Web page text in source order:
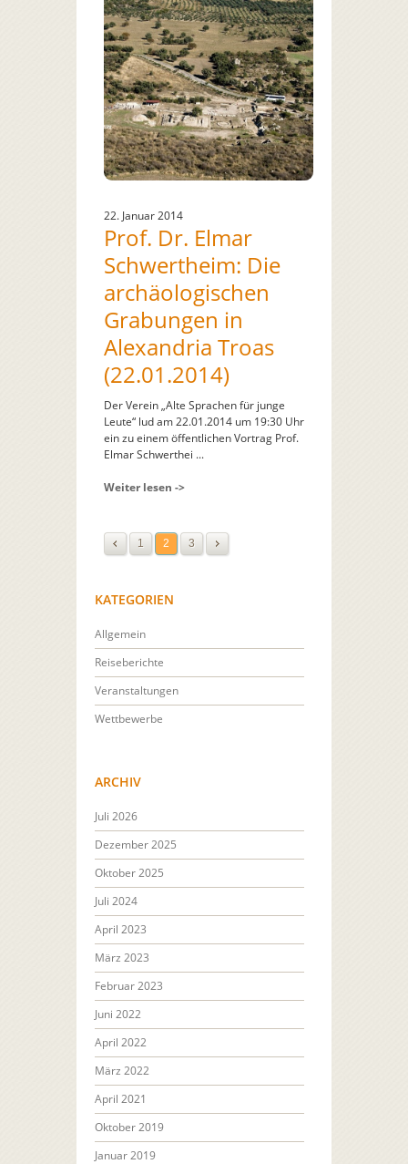
22. Januar 2014
Prof. Dr. Elmar
Schwertheim: Die
archäologischen
Grabungen in
Alexandria Troas
(22.01.2014)
Der Verein „Alte Sprachen für junge
Leute“ lud am 22.01.2014 um 19:30 Uhr
ein zu einem öffentlichen Vortrag Prof.
Elmar Schwerthei ...
Weiter lesen ->
1 2 3
KATEGORIEN
Allgemein
Reiseberichte
Veranstaltungen
Wettbewerbe
ARCHIV
Juli 2026
Dezember 2025
Oktober 2025
Juli 2024
April 2023
März 2023
Februar 2023
Juni 2022
April 2022
März 2022
April 2021
Oktober 2019
Januar 2019